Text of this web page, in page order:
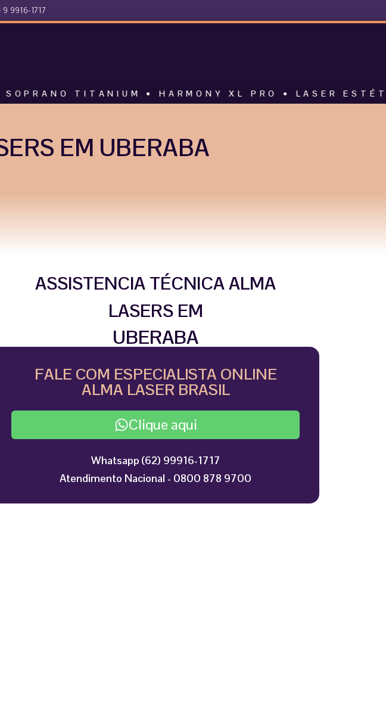
9916-1717
TITANIUM • HARMONY XL PRO • LASER
EM UBERABA
ASSISTENCIA TÉCNICA ALMA
LASERS EM
UBERABA
FALE COM ESPECIALISTA ONLINE
ALMA LASER BRASIL
Clique aqui
Whatsapp (62) 99916-1717
Atendimento Nacional - 0800 878 9700